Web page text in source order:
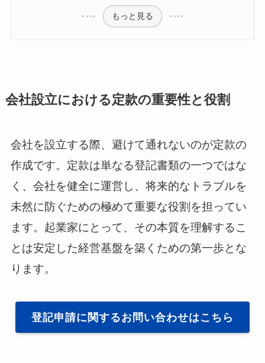
もっと見る
会社設立における定款の重要性と役割
会社を設立する際、避けて通れないのが定款の
作成です。定款は単なる登記書類の一つではな
く、会社を健全に運営し、将来的なトラブルを
未然に防ぐための極めて重要な役割を担ってい
ます。起業家にとって、その本質を理解するこ
とは安定した経営基盤を築くための第一歩とな
ります。
登記申請に関するお問い合わせはこちら